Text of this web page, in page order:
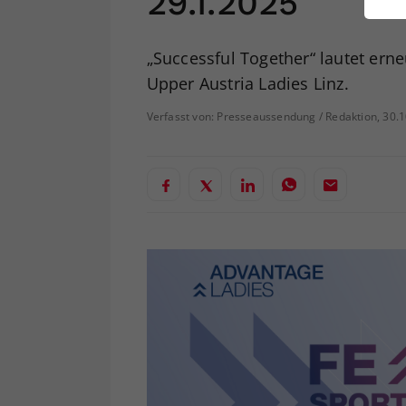
„Successful Together“ lautet
Upper Austria Ladies Linz.
Verfasst von: Presseaussendung / Redaktion,